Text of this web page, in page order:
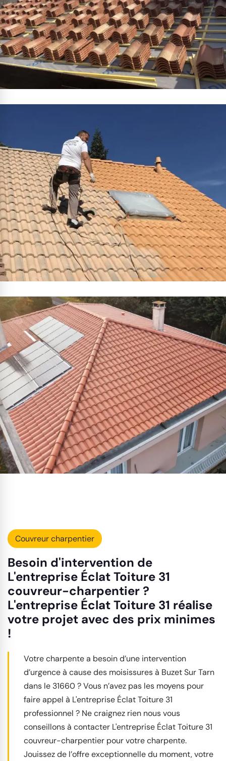
Couvreur charpentier
Besoin d'intervention de
L'entreprise Éclat Toiture 31
couvreur-charpentier ?
L'entreprise Éclat Toiture 31 réalise
votre projet avec des prix minimes
!
Votre charpente a besoin d’une intervention
d’urgence à cause des moisissures à Buzet Sur Tarn
dans le 31660 ? Vous n’avez pas les moyens pour
faire appel à L'entreprise Éclat Toiture 31
professionnel ? Ne craignez rien nous vous
conseillons à contacter L'entreprise Éclat Toiture 31
couvreur-charpentier pour votre charpente.
Jouissez de l’offre exceptionnelle du moment, votre